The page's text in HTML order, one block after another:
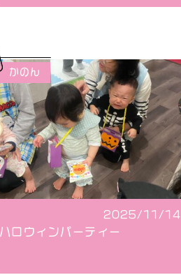
2025/11/14
ハロウィンパーティー
かのん